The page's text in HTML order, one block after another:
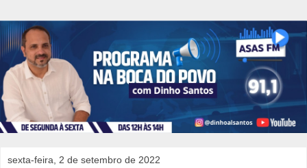
sexta-feira, 2 de setembro de 2022